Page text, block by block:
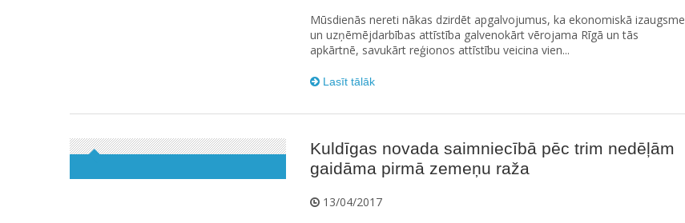
Mūsdienās nereti nākas dzirdēt apgalvojumus, ka ekonomiskā izaugsme
un uzņēmējdarbības attīstība galvenokārt vērojama Rīgā un tās
apkārtnē, savukārt reģionos attīstību veicina vien...
Lasīt tālāk
Kuldīgas novada saimniecībā pēc trim nedēļām
gaidāma pirmā zemeņu raža
13/04/2017